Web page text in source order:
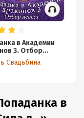
в Академии
3. Отбор
Свадьбина
в